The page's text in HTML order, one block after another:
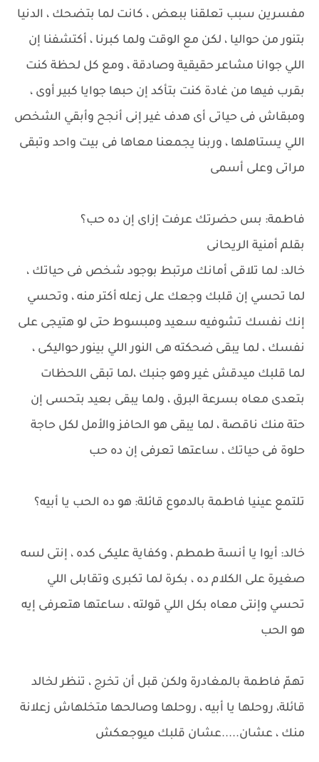
مفسرين سبب تعلقنا ببعض ، كانت لما بتضحك ، الدنيا
بتنور من حواليا ، لكن مع الوقت ولما كبرنا ، أكتشفنا إن
اللي جوانا مشاعر حقيقية وصادقة ، ومع كل لحظة كنت
بقرب فيها من غادة كنت بتأكد إن حبها جوايا كبير أوى ،
ومبقاش فى حياتى أى هدف غير إنى أنجح وأبقي الشخص
اللي يستاهلها ، وربنا يجمعنا معاها فى بيت واحد وتبقى
مراتى وعلى أسمى
فاطمة: بس حضرتك عرفت إزاى إن ده حب؟
بقلم أمنية الريحانى
خالد: لما تلاقى أمانك مرتبط بوجود شخص فى حياتك ،
لما تحسي إن قلبك وجعك على زعله أكتر منه ، وتحسي
إنك نفسك تشوفيه سعيد ومبسوط حتى لو هتيجى على
نفسك ، لما يبقى ضحكته هى النور اللي بينور حواليكى ،
لما قلبك ميدقش غير وهو جنبك ،لما تبقى اللحظات
بتعدى معاه بسرعة البرق ، ولما يبقى بعيد بتحسى إن
حتة منك ناقصة ، لما يبقى هو الحافز والأمل لكل حاجة
حلوة فى حياتك ، ساعتها تعرفى إن ده حب
تلتمع عينيا فاطمة بالدموع قائلة: هو ده الحب يا أبيه؟
خالد: أيوا يا أنسة طمطم ، وكفاية عليكى كده ، إنتى لسه
صغيرة على الكلام ده ، بكرة لما تكبرى وتقابلى اللي
تحسي وإنتى معاه بكل اللي قولته ، ساعتها هتعرفى إيه
هو الحب
تهمّ فاطمة بالمغادرة ولكن قبل أن تخرج ، تنظر لخالد
قائلة، روحلها يا أبيه ، روحلها وصالحها متخلهاش زعلانة
منك ، عشان.....عشان قلبك ميوجعكش